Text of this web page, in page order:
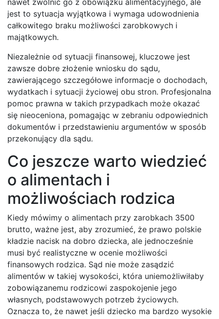
jest to sytuacja wyjątkowa i wymaga udowodnienia
całkowitego braku możliwości zarobkowych i
majątkowych.
Niezależnie od sytuacji finansowej, kluczowe jest
zawsze dobre złożenie wniosku do sądu,
zawierającego szczegółowe informacje o dochodach,
wydatkach i sytuacji życiowej obu stron. Profesjonalna
pomoc prawna w takich przypadkach może okazać
się nieoceniona, pomagając w zebraniu odpowiednich
dokumentów i przedstawieniu argumentów w sposób
przekonujący dla sądu.
Co jeszcze warto wiedzieć
o alimentach i
możliwościach rodzica
Kiedy mówimy o alimentach przy zarobkach 3500
brutto, ważne jest, aby zrozumieć, że prawo polskie
kładzie nacisk na dobro dziecka, ale jednocześnie
musi być realistyczne w ocenie możliwości
finansowych rodzica. Sąd nie może zasądzić
alimentów w takiej wysokości, która uniemożliwiłaby
zobowiązanemu rodzicowi zaspokojenie jego
własnych, podstawowych potrzeb życiowych.
Oznacza to, że nawet jeśli dziecko ma bardzo wysokie